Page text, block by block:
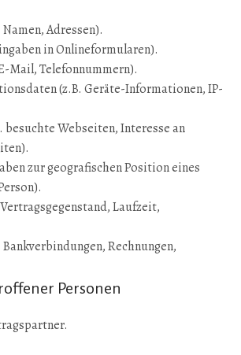
Adressen).
in Onlineformularen).
Mail, Telefonnummern).
(z.B. Geräte-Informationen, IP-
besuchte Webseiten, Interesse an
zur geografischen Position eines
Laufzeit,
Rechnungen,
Personen